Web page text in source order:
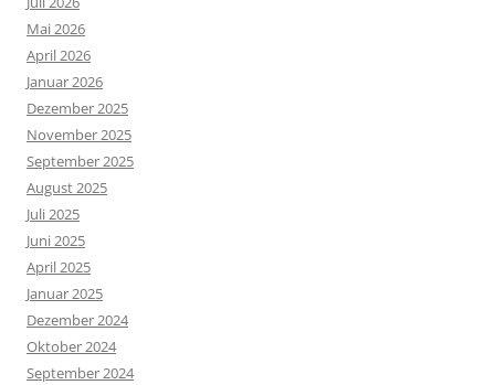
Mai 2026
April 2026
Januar 2026
Dezember 2025
November 2025
September 2025
August 2025
Juli 2025
Juni 2025
April 2025
Januar 2025
Dezember 2024
Oktober 2024
September 2024